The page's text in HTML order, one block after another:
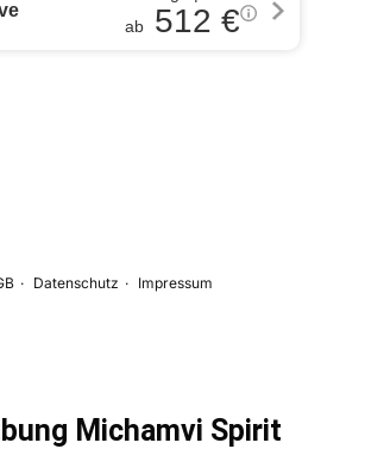
Michamvi Spirit